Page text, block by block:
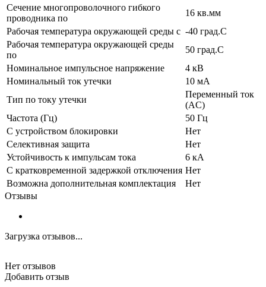
Сечение многопроволочного гибкого
проводника по
16 кв.мм
Рабочая температура окружающей среды с -40 град.C
Рабочая температура окружающей среды
по
50 град.C
Номинальное импульсное напряжение
4 кВ
Номинальный ток утечки
10 мА
Тип по току утечки
Переменный ток
(AC)
Частота (Гц)
50 Гц
С устройством блокировки
Нет
Селективная защита
Нет
Устойчивость к импульсам тока
6 кА
С кратковременной задержкой отключения Нет
Возможна дополнительная комплектация
Нет
Отзывы
Загрузка отзывов...
Нет отзывов
Добавить отзыв